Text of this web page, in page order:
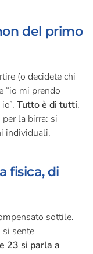
del primo
(o decidete chi
“io mi prendo
Tutto è di tutti,
la birra: si
individuali.
fisica, di
sottile.
si sente
23 si parla a